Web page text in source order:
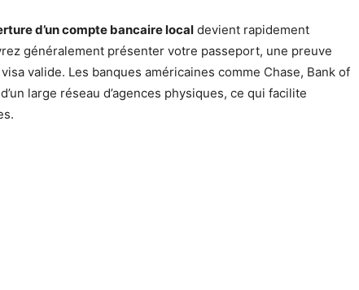
d’un compte bancaire local devient rapidement
généralement présenter votre passeport, une preuve
valide. Les banques américaines comme Chase, Bank of
large réseau d’agences physiques, ce qui facilite